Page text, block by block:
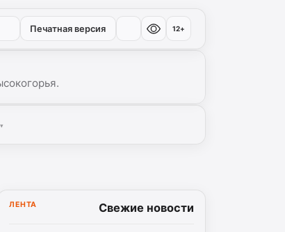
Печатная версия 12+
▾
ЛЕНТА Свежие новости